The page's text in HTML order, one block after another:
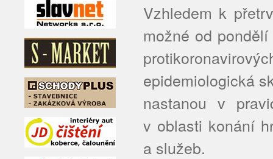
Vzhledem k
možné od
epidemiologická
nastanou v
v oblasti konání
a služeb.